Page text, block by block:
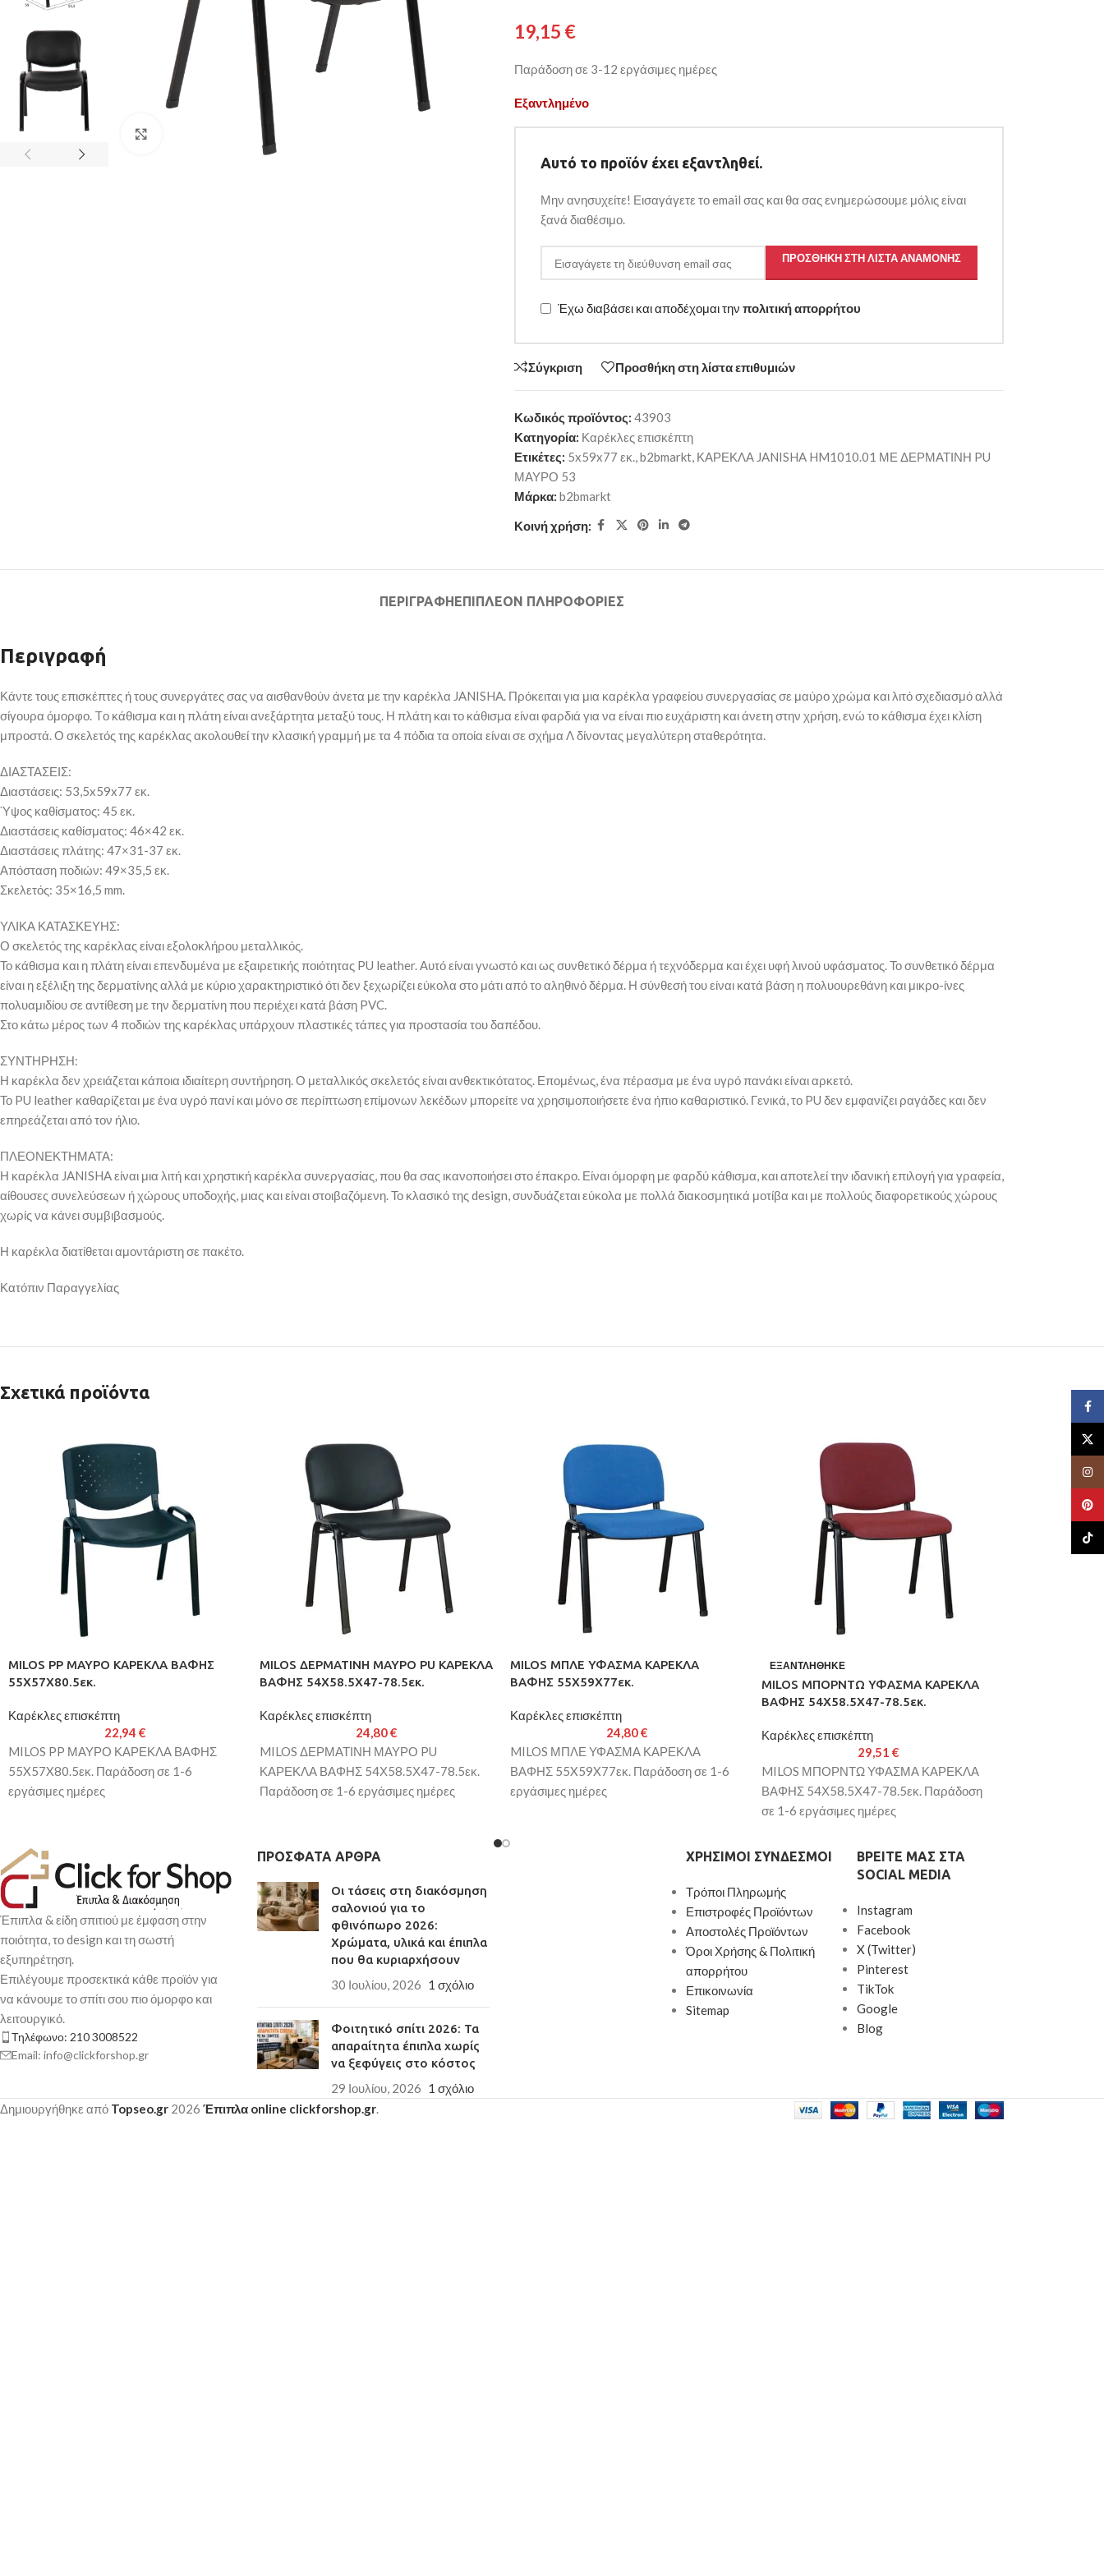
Κάντε κλικ για μεγέθυνση
19,15 €
Παράδοση σε 3-12 εργάσιμες ημέρες
Εξαντλημένο
Αυτό το προϊόν έχει εξαντληθεί.
Μην ανησυχείτε! Εισαγάγετε το email σας και θα σας ενημερώσουμε μόλις είναι
ξανά διαθέσιμο.
ΠΡΟΣΘΉΚΗ ΣΤΗ ΛΊΣΤΑ ΑΝΑΜΟΝΉΣ
Έχω διαβάσει και αποδέχομαι την πολιτική απορρήτου
Σύγκριση Προσθήκη στη λίστα επιθυμιών
Κωδικός προϊόντος: 43903
Κατηγορία: Καρέκλες επισκέπτη
Ετικέτες: 5x59x77 εκ.,b2bmarkt, ΚΑΡΕΚΛΑ JANISHA HM1010.01 ΜΕ ΔΕΡΜΑΤΙΝΗ PU
ΜΑΥΡΟ 53
Μάρκα: b2bmarkt
Κοινή χρήση:
ΠΕΡΙΓΡΑΦΉΕΠΙΠΛΈΟΝ ΠΛΗΡΟΦΟΡΊΕΣ
Περιγραφή
Κάντε τους επισκέπτες ή τους συνεργάτες σας να αισθανθούν άνετα με την καρέκλα JANISHA. Πρόκειται για μια καρέκλα γραφείου συνεργασίας σε μαύρο χρώμα και λιτό σχεδιασμό αλλά
σίγουρα όμορφο. Tο κάθισμα και η πλάτη είναι ανεξάρτητα μεταξύ τους. Η πλάτη και το κάθισμα είναι φαρδιά για να είναι πιο ευχάριστη και άνετη στην χρήση, ενώ το κάθισμα έχει κλίση
μπροστά. Ο σκελετός της καρέκλας ακολουθεί την κλασική γραμμή με τα 4 πόδια τα οποία είναι σε σχήμα Λ δίνοντας μεγαλύτερη σταθερότητα.
ΔΙΑΣΤΑΣΕΙΣ:
Διαστάσεις: 53,5x59x77 εκ.
Ύψος καθίσματος: 45 εκ.
Διαστάσεις καθίσματος: 46×42 εκ.
Διαστάσεις πλάτης: 47×31-37 εκ.
Απόσταση ποδιών: 49×35,5 εκ.
Σκελετός: 35×16,5 mm.
ΥΛΙΚΑ ΚΑΤΑΣΚΕΥΗΣ:
Ο σκελετός της καρέκλας είναι εξολοκλήρου μεταλλικός.
Το κάθισμα και η πλάτη είναι επενδυμένα με εξαιρετικής ποιότητας PU leather. Αυτό είναι γνωστό και ως συνθετικό δέρμα ή τεχνόδερμα και έχει υφή λινού υφάσματος. Το συνθετικό δέρμα
είναι η εξέλιξη της δερματίνης αλλά με κύριο χαρακτηριστικό ότι δεν ξεχωρίζει εύκολα στο μάτι από το αληθινό δέρμα. Η σύνθεσή του είναι κατά βάση η πολυουρεθάνη και μικρο-ίνες
πολυαμιδίου σε αντίθεση με την δερματίνη που περιέχει κατά βάση PVC.
Στο κάτω μέρος των 4 ποδιών της καρέκλας υπάρχουν πλαστικές τάπες για προστασία του δαπέδου.
ΣΥΝΤΗΡΗΣΗ:
Η καρέκλα δεν χρειάζεται κάποια ιδιαίτερη συντήρηση. Ο μεταλλικός σκελετός είναι ανθεκτικότατος. Επομένως, ένα πέρασμα με ένα υγρό πανάκι είναι αρκετό.
Το PU leather καθαρίζεται με ένα υγρό πανί και μόνο σε περίπτωση επίμονων λεκέδων μπορείτε να χρησιμοποιήσετε ένα ήπιο καθαριστικό. Γενικά, το PU δεν εμφανίζει ραγάδες και δεν
επηρεάζεται από τον ήλιο.
ΠΛΕΟΝΕΚΤΗΜΑΤΑ:
Η καρέκλα JANISHA είναι μια λιτή και χρηστική καρέκλα συνεργασίας, που θα σας ικανοποιήσει στο έπακρο. Είναι όμορφη με φαρδύ κάθισμα, και αποτελεί την ιδανική επιλογή για γραφεία,
αίθουσες συνελεύσεων ή χώρους υποδοχής, μιας και είναι στοιβαζόμενη. Το κλασικό της design, συνδυάζεται εύκολα με πολλά διακοσμητικά μοτίβα και με πολλούς διαφορετικούς χώρους
χωρίς να κάνει συμβιβασμούς.
Η καρέκλα διατίθεται αμοντάριστη σε πακέτο.
Κατόπιν Παραγγελίας
Σχετικά προϊόντα
MILOS PP ΜΑΥΡΟ ΚΑΡΕΚΛΑ ΒΑΦΗΣ
55X57X80.5εκ.
Καρέκλες επισκέπτη
22,94€
MILOS PP ΜΑΥΡΟ ΚΑΡΕΚΛΑ ΒΑΦΗΣ
55X57X80.5εκ. Παράδοση σε 1-6
εργάσιμες ημέρες
MILOS ΔΕΡΜΑΤΙΝΗ ΜΑΥΡΟ PU ΚΑΡΕΚΛΑ
ΒΑΦΗΣ 54Χ58.5Χ47-78.5εκ.
Καρέκλες επισκέπτη
24,80€
MILOS ΔΕΡΜΑΤΙΝΗ ΜΑΥΡΟ PU
ΚΑΡΕΚΛΑ ΒΑΦΗΣ 54Χ58.5Χ47-78.5εκ.
Παράδοση σε 1-6 εργάσιμες ημέρες
MILOS ΜΠΛΕ ΥΦΑΣΜΑ ΚΑΡΕΚΛΑ
ΒΑΦΗΣ 55X59X77εκ.
Καρέκλες επισκέπτη
24,80€
MILOS ΜΠΛΕ ΥΦΑΣΜΑ ΚΑΡΕΚΛΑ
ΒΑΦΗΣ 55X59X77εκ. Παράδοση σε 1-6
εργάσιμες ημέρες
ΕΞΑΝΤΛΉΘΗΚΕ
MILOS ΜΠΟΡΝΤΩ ΥΦΑΣΜΑ ΚΑΡΕΚΛΑ
ΒΑΦΗΣ 54Χ58.5Χ47-78.5εκ.
Καρέκλες επισκέπτη
29,51 €
MILOS ΜΠΟΡΝΤΩ ΥΦΑΣΜΑ ΚΑΡΕΚΛΑ
ΒΑΦΗΣ 54Χ58.5Χ47-78.5εκ. Παράδοση
σε 1-6 εργάσιμες ημέρες
Έπιπλα & είδη σπιτιού με έμφαση στην
ποιότητα, το design και τη σωστή
εξυπηρέτηση.
Επιλέγουμε προσεκτικά κάθε προϊόν για
να κάνουμε το σπίτι σου πιο όμορφο και
λειτουργικό.
Τηλέφωνο: 210 3008522
Email: info@clickforshop.gr
ΠΡΌΣΦΑΤΑ ΆΡΘΡΑ
Οι τάσεις στη διακόσμηση
σαλονιού για το
φθινόπωρο 2026:
Χρώματα, υλικά και έπιπλα
που θα κυριαρχήσουν
30 Ιουλίου, 2026 1 σχόλιο
Φοιτητικό σπίτι 2026: Τα
απαραίτητα έπιπλα χωρίς
να ξεφύγεις στο κόστος
29 Ιουλίου, 2026 1 σχόλιο
ΧΡΉΣΙΜΟΙ ΣΎΝΔΕΣΜΟΙ
Τρόποι Πληρωμής
Επιστροφές Προϊόντων
Αποστολές Προϊόντων
Όροι Χρήσης & Πολιτική
απορρήτου
Επικοινωνία
Sitemap
ΒΡΕΊΤΕ ΜΑΣ ΣΤΑ
SOCIAL MEDIA
Instagram
Facebook
X (Twitter)
Pinterest
TikTok
Google
Blog
Δημιουργήθηκε από Topseo.gr 2026 Έπιπλα online clickforshop.gr.